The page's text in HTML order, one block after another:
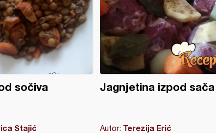
sočiva
Stajić
Jagnjetina izpod sača
Autor: Terezija Erić